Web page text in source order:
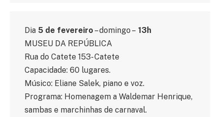
Dia 5 de fevereiro – domingo – 13h
MUSEU DA REPÚBLICA
Rua do Catete 153- Catete
Capacidade: 60 lugares.
Músico: Eliane Salek, piano e voz.
Programa: Homenagem a Waldemar Henrique,
sambas e marchinhas de carnaval.